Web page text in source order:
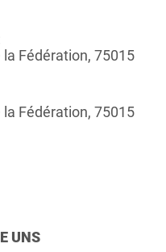
Fédération, 75015
Fédération, 75015
UNS